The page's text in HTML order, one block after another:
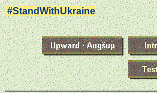
#StandWithUkraine